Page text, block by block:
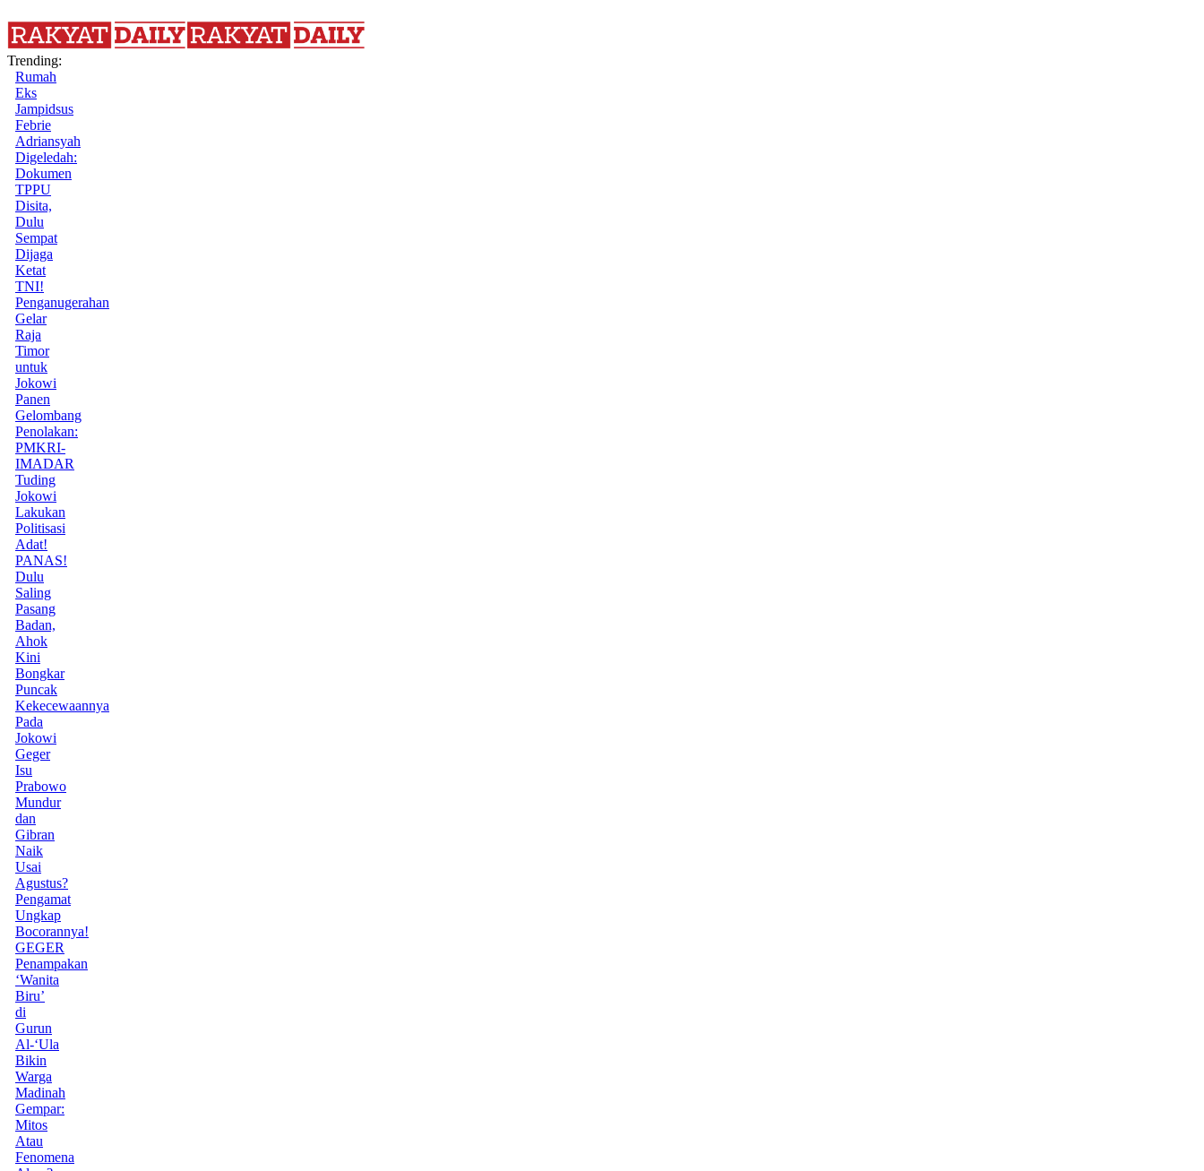
Trending:
Rumah
Eks
Jampidsus
Febrie
Adriansyah
Digeledah:
Dokumen
TPPU
Disita,
Dulu
Sempat
Dijaga
Ketat
TNI!
Penganugerahan
Gelar
Raja
Timor
untuk
Jokowi
Panen
Gelombang
Penolakan:
PMKRI-
IMADAR
Tuding
Jokowi
Lakukan
Politisasi
Adat!
PANAS!
Dulu
Saling
Pasang
Badan,
Ahok
Kini
Bongkar
Puncak
Kekecewaannya
Pada
Jokowi
Geger
Isu
Prabowo
Mundur
dan
Gibran
Naik
Usai
Agustus?
Pengamat
Ungkap
Bocorannya!
GEGER
Penampakan
‘Wanita
Biru’
di
Gurun
Al-‘Ula
Bikin
Warga
Madinah
Gempar:
Mitos
Atau
Fenomena